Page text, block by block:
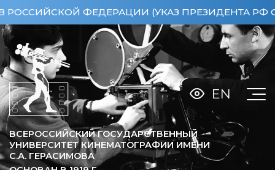
ФЕДЕРАЦИИ (УКАЗ ПРЕЗИДЕНТА РФ ОТ
ВСЕРОССИЙСКИЙ ГОСУДАРСТВЕННЫЙ
УНИВЕРСИТЕТ КИНЕМАТОГРАФИИ ИМЕНИ
С.А. ГЕРАСИМОВА
EN